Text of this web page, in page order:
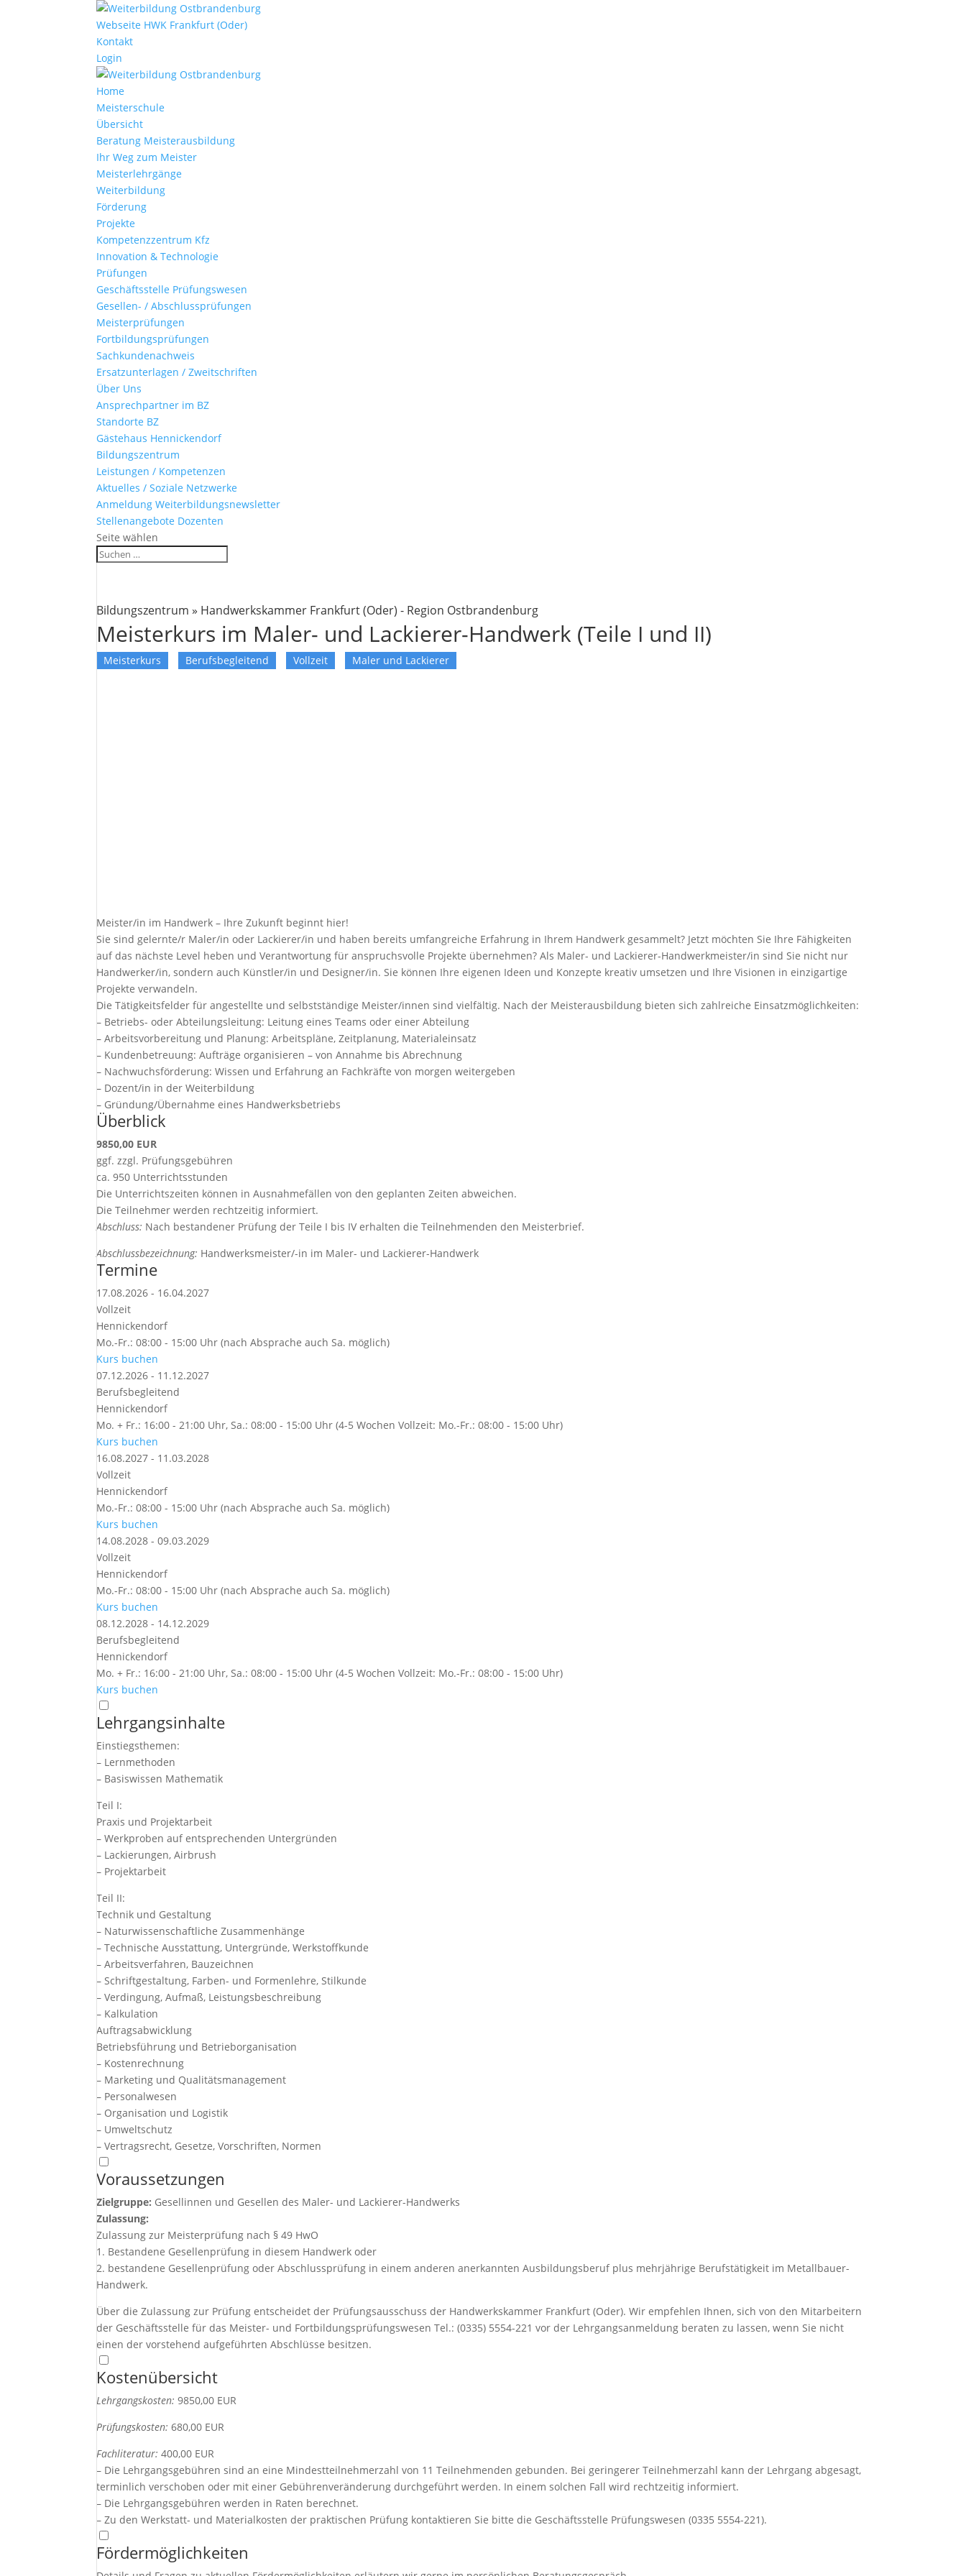
Webseite HWK Frankfurt (Oder)
Kontakt
Login
Home
Meisterschule
Übersicht
Beratung Meisterausbildung
Ihr Weg zum Meister
Meisterlehrgänge
Weiterbildung
Förderung
Projekte
Kompetenzzentrum Kfz
Innovation & Technologie
Prüfungen
Geschäftsstelle Prüfungswesen
Gesellen- / Abschlussprüfungen
Meisterprüfungen
Fortbildungsprüfungen
Sachkundenachweis
Ersatzunterlagen / Zweitschriften
Über Uns
Ansprechpartner im BZ
Standorte BZ
Gästehaus Hennickendorf
Bildungszentrum
Leistungen / Kompetenzen
Aktuelles / Soziale Netzwerke
Anmeldung Weiterbildungsnewsletter
Stellenangebote Dozenten
Seite wählen
Bildungszentrum » Handwerkskammer Frankfurt (Oder) - Region Ostbrandenburg
Meisterkurs im Maler- und Lackierer-Handwerk (Teile I und II)
Meisterkurs Berufsbegleitend Vollzeit Maler und Lackierer
Meister/in im Handwerk – Ihre Zukunft beginnt hier!
Sie sind gelernte/r Maler/in oder Lackierer/in und haben bereits umfangreiche Erfahrung in Ihrem Handwerk gesammelt? Jetzt möchten Sie Ihre Fähigkeiten
auf das nächste Level heben und Verantwortung für anspruchsvolle Projekte übernehmen? Als Maler- und Lackierer-Handwerkmeister/in sind Sie nicht nur
Handwerker/in, sondern auch Künstler/in und Designer/in. Sie können Ihre eigenen Ideen und Konzepte kreativ umsetzen und Ihre Visionen in einzigartige
Projekte verwandeln.
Die Tätigkeitsfelder für angestellte und selbstständige Meister/innen sind vielfältig. Nach der Meisterausbildung bieten sich zahlreiche Einsatzmöglichkeiten:
– Betriebs- oder Abteilungsleitung: Leitung eines Teams oder einer Abteilung
– Arbeitsvorbereitung und Planung: Arbeitspläne, Zeitplanung, Materialeinsatz
– Kundenbetreuung: Aufträge organisieren – von Annahme bis Abrechnung
– Nachwuchsförderung: Wissen und Erfahrung an Fachkräfte von morgen weitergeben
– Dozent/in in der Weiterbildung
– Gründung/Übernahme eines Handwerksbetriebs
Überblick
9850,00 EUR
ggf. zzgl. Prüfungsgebühren
ca. 950 Unterrichtsstunden
Die Unterrichtszeiten können in Ausnahmefällen von den geplanten Zeiten abweichen.
Die Teilnehmer werden rechtzeitig informiert.
Abschluss: Nach bestandener Prüfung der Teile I bis IV erhalten die Teilnehmenden den Meisterbrief.
Abschlussbezeichnung: Handwerksmeister/-in im Maler- und Lackierer-Handwerk
Termine
17.08.2026 - 16.04.2027
Vollzeit
Hennickendorf
Mo.-Fr.: 08:00 - 15:00 Uhr (nach Absprache auch Sa. möglich)
Kurs buchen
07.12.2026 - 11.12.2027
Berufsbegleitend
Hennickendorf
Mo. + Fr.: 16:00 - 21:00 Uhr, Sa.: 08:00 - 15:00 Uhr (4-5 Wochen Vollzeit: Mo.-Fr.: 08:00 - 15:00 Uhr)
Kurs buchen
16.08.2027 - 11.03.2028
Vollzeit
Hennickendorf
Mo.-Fr.: 08:00 - 15:00 Uhr (nach Absprache auch Sa. möglich)
Kurs buchen
14.08.2028 - 09.03.2029
Vollzeit
Hennickendorf
Mo.-Fr.: 08:00 - 15:00 Uhr (nach Absprache auch Sa. möglich)
Kurs buchen
08.12.2028 - 14.12.2029
Berufsbegleitend
Hennickendorf
Mo. + Fr.: 16:00 - 21:00 Uhr, Sa.: 08:00 - 15:00 Uhr (4-5 Wochen Vollzeit: Mo.-Fr.: 08:00 - 15:00 Uhr)
Kurs buchen
Lehrgangsinhalte
Einstiegsthemen:
– Lernmethoden
– Basiswissen Mathematik
Teil I:
Praxis und Projektarbeit
– Werkproben auf entsprechenden Untergründen
– Lackierungen, Airbrush
– Projektarbeit
Teil II:
Technik und Gestaltung
– Naturwissenschaftliche Zusammenhänge
– Technische Ausstattung, Untergründe, Werkstoffkunde
– Arbeitsverfahren, Bauzeichnen
– Schriftgestaltung, Farben- und Formenlehre, Stilkunde
– Verdingung, Aufmaß, Leistungsbeschreibung
– Kalkulation
Auftragsabwicklung
Betriebsführung und Betrieborganisation
– Kostenrechnung
– Marketing und Qualitätsmanagement
– Personalwesen
– Organisation und Logistik
– Umweltschutz
– Vertragsrecht, Gesetze, Vorschriften, Normen
Voraussetzungen
Zielgruppe: Gesellinnen und Gesellen des Maler- und Lackierer-Handwerks
Zulassung:
Zulassung zur Meisterprüfung nach § 49 HwO
1. Bestandene Gesellenprüfung in diesem Handwerk oder
2. bestandene Gesellenprüfung oder Abschlussprüfung in einem anderen anerkannten Ausbildungsberuf plus mehrjährige Berufstätigkeit im Metallbauer-
Handwerk.
Über die Zulassung zur Prüfung entscheidet der Prüfungsausschuss der Handwerkskammer Frankfurt (Oder). Wir empfehlen Ihnen, sich von den Mitarbeitern
der Geschäftsstelle für das Meister- und Fortbildungsprüfungswesen Tel.: (0335) 5554-221 vor der Lehrgangsanmeldung beraten zu lassen, wenn Sie nicht
einen der vorstehend aufgeführten Abschlüsse besitzen.
Kostenübersicht
Lehrgangskosten: 9850,00 EUR
Prüfungskosten: 680,00 EUR
Fachliteratur: 400,00 EUR
– Die Lehrgangsgebühren sind an eine Mindestteilnehmerzahl von 11 Teilnehmenden gebunden. Bei geringerer Teilnehmerzahl kann der Lehrgang abgesagt,
terminlich verschoben oder mit einer Gebührenveränderung durchgeführt werden. In einem solchen Fall wird rechtzeitig informiert.
– Die Lehrgangsgebühren werden in Raten berechnet.
– Zu den Werkstatt- und Materialkosten der praktischen Prüfung kontaktieren Sie bitte die Geschäftsstelle Prüfungswesen (0335 5554-221).
Fördermöglichkeiten